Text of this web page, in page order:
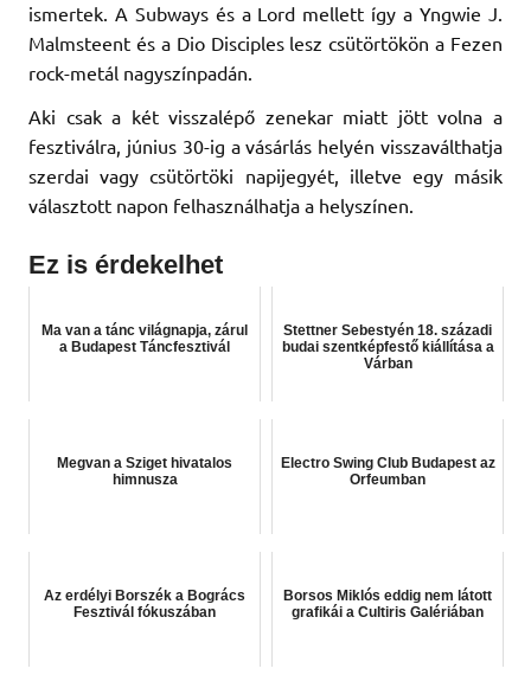
ismertek. A Subways és a Lord mellett így a Yngwie J.
Malmsteent és a Dio Disciples lesz csütörtökön a Fezen
rock-metál nagyszínpadán.
Aki csak a két visszalépő zenekar miatt jött volna a
fesztiválra, június 30-ig a vásárlás helyén visszaválthatja
szerdai vagy csütörtöki napijegyét, illetve egy másik
választott napon felhasználhatja a helyszínen.
Ez is érdekelhet
Ma van a tánc világnapja, zárul
a Budapest Táncfesztivál
Stettner Sebestyén 18. századi
budai szentképfestő kiállítása a
Várban
Megvan a Sziget hivatalos
himnusza
Electro Swing Club Budapest az
Orfeumban
Az erdélyi Borszék a Bogrács
Fesztivál fókuszában
Borsos Miklós eddig nem látott
grafikái a Cultiris Galériában